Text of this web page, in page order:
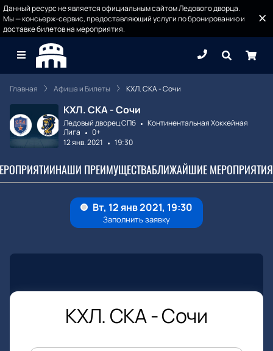
Данный ресурс не является официальным сайтом Ледового дворца.
Мы — консьерж-сервис, предоставляющий услуги по бронированию и
доставке билетов на мероприятия.
Главная Афиша и Билеты КХЛ. СКА - Сочи
КХЛ. СКА - Сочи
Ледовый дворец СПб
Континентальная Хоккейная
Лига
0+
12 янв. 2021
19:30
НАШИ ПРЕИМУЩЕСТВАБЛИЖАЙШИЕ МЕРОПРИЯТИЯ
КХЛ. СКА - Сочи